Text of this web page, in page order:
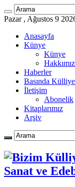
Pazar , Ağustos 9
Anasayfa
Künye
Künye
Haberler
Basında Külliye
İletişim
Abonelik
Kitaplarımız
Arşiv
Sanat ve